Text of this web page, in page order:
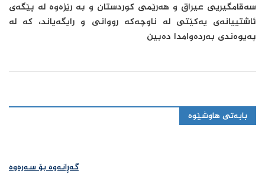
سەقامگیریی عیراق و هەرێمی کوردستان و بە رێزەوە لە پێگەی
ئاشتییانەی یەکێتی لە ناوچەکە رووانی و رایگەیاند، کە لە
پەیوەندی بەردەوامدا دەبین
بابەتی هاوشێوە
گەڕانەوە بۆ سەرەوە